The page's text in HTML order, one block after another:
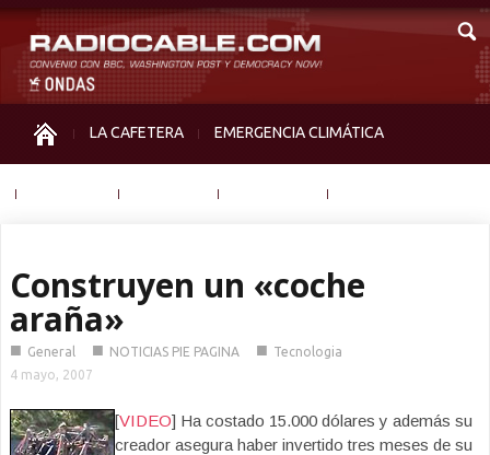
LA CAFETERA EMERGENCIA CLIMÁTICA
Construyen un «coche
araña»
■ General ■ NOTICIAS PIE PAGINA ■ Tecnologia
4 mayo, 2007
[VIDEO] Ha costado 15.000 dólares y además su
creador asegura haber invertido tres meses de su